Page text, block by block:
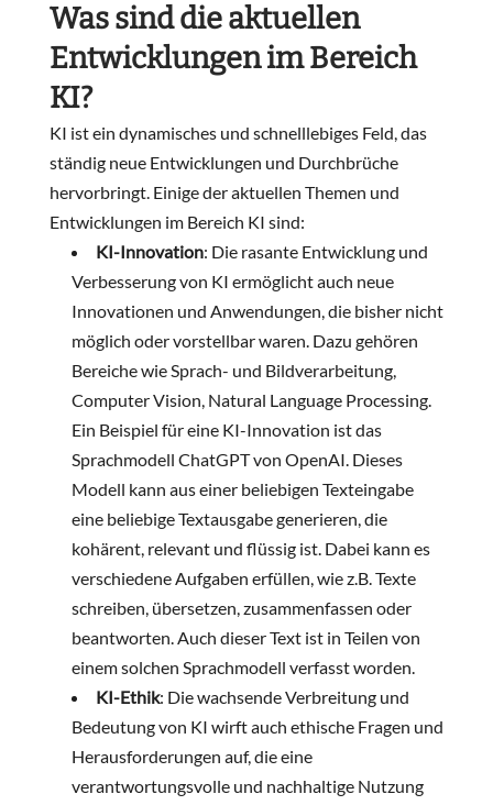
Was sind die aktuellen
Entwicklungen im Bereich
KI?
KI ist ein dynamisches und schnelllebiges Feld, das
ständig neue Entwicklungen und Durchbrüche
hervorbringt. Einige der aktuellen Themen und
Entwicklungen im Bereich KI sind:
KI-Innovation: Die rasante Entwicklung und
Verbesserung von KI ermöglicht auch neue
Innovationen und Anwendungen, die bisher nicht
möglich oder vorstellbar waren. Dazu gehören
Bereiche wie Sprach- und Bildverarbeitung,
Computer Vision, Natural Language Processing.
Ein Beispiel für eine KI-Innovation ist das
Sprachmodell ChatGPT von OpenAI. Dieses
Modell kann aus einer beliebigen Texteingabe
eine beliebige Textausgabe generieren, die
kohärent, relevant und flüssig ist. Dabei kann es
verschiedene Aufgaben erfüllen, wie z.B. Texte
schreiben, übersetzen, zusammenfassen oder
beantworten. Auch dieser Text ist in Teilen von
einem solchen Sprachmodell verfasst worden.
KI-Ethik: Die wachsende Verbreitung und
Bedeutung von KI wirft auch ethische Fragen und
Herausforderungen auf, die eine
verantwortungsvolle und nachhaltige Nutzung